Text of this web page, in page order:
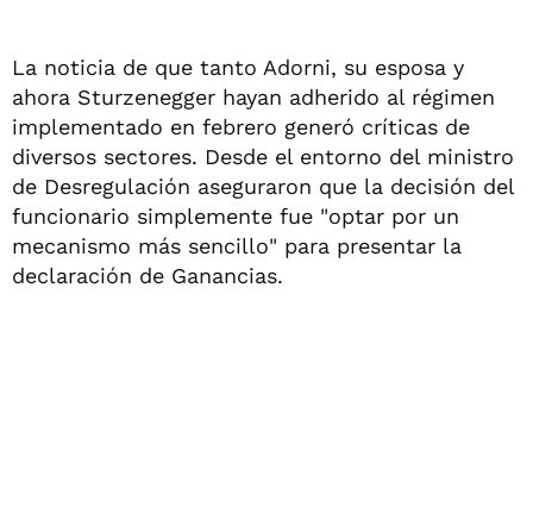
La noticia de que tanto Adorni, su esposa y
ahora Sturzenegger hayan adherido al régimen
implementado en febrero generó críticas de
diversos sectores. Desde el entorno del ministro
de Desregulación aseguraron que la decisión del
funcionario simplemente fue "optar por un
mecanismo más sencillo" para presentar la
declaración de Ganancias.